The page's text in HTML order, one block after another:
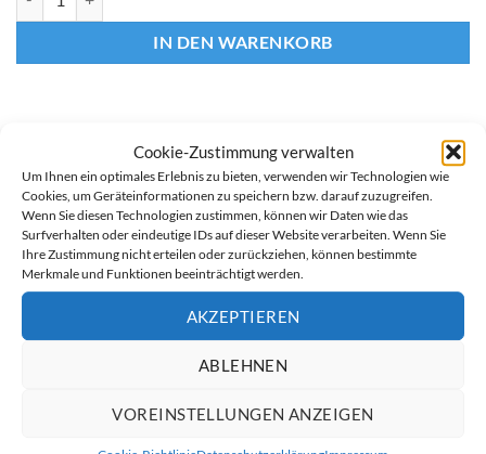
Cookie-Zustimmung verwalten
Um Ihnen ein optimales Erlebnis zu bieten, verwenden wir Technologien wie
Cookies, um Geräteinformationen zu speichern bzw. darauf zuzugreifen.
Wenn Sie diesen Technologien zustimmen, können wir Daten wie das
Surfverhalten oder eindeutige IDs auf dieser Website verarbeiten. Wenn Sie
Ihre Zustimmung nicht erteilen oder zurückziehen, können bestimmte
Merkmale und Funktionen beeinträchtigt werden.
AKZEPTIEREN
ABLEHNEN
VOREINSTELLUNGEN ANZEIGEN
IN DEN WARENKORB
ÄHNLICHE PRODUKTE